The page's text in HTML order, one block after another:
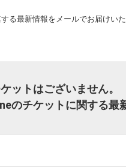
る最新情報をメールでお届けいた
ットはございません。
チケットに関する最